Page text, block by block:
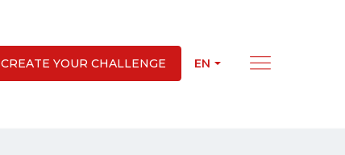
CREATE YOUR CHALLENGE EN